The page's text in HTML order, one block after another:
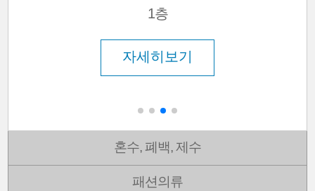
1층
자세히보기
혼수, 폐백, 제수
패션의류